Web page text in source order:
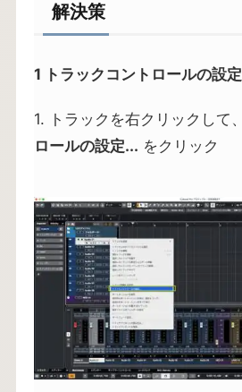
解決策
1 トラックコントロールの設定
1. トラックを右クリックして、
ロールの設定... をクリック